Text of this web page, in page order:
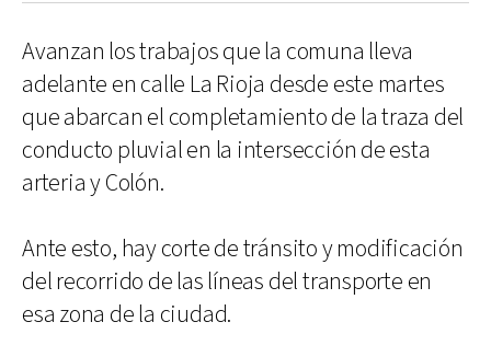
Avanzan los trabajos que la comuna lleva
adelante en calle La Rioja desde este martes
que abarcan el completamiento de la traza del
conducto pluvial en la intersección de esta
arteria y Colón.
Ante esto, hay corte de tránsito y modificación
del recorrido de las líneas del transporte en
esa zona de la ciudad.